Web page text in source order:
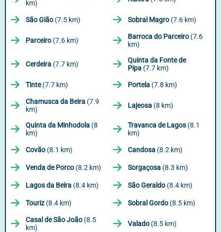
km)
São Gião (7.5 km) Sobral Magro (7.6 km)
Parceiro (7.6 km) Barroca do Parceiro (7.6
km)
Cerdeira (7.7 km)
Quinta da Fonte de
Pipa (7.7 km)
Tinte(7.7 km) Portela (7.8 km)
Chamusca da Beira (7.9
km)
Lajeosa (8 km)
Quinta da Minhodola (8
km)
Travanca de Lagos (8.1
km)
Covão (8.1 km) Candosa (8.2 km)
Venda de Porco (8.2 km) Sorgaçosa (8.3 km)
Lagos da Beira (8.4 km) São Geraldo (8.4 km)
Touriz (8.4 km) Sobral Gordo (8.5 km)
Casal de São João (8.5
km)
Valado (8.5 km)